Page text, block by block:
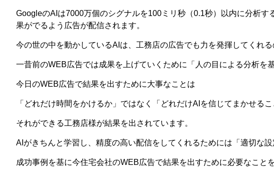
GoogleのAIは7000万個のシグナルを100ミリ秒（0.1秒）以内に分析
果がでるよう広告が配信されます。
今の世の中を動かしているAIは、工務店の広告でも力を発揮してくれる
一昔前のWEB広告では成果を上げていくために「人の目による分析を
今日のWEB広告で結果を出すために大事なことは
「どれだけ時間をかけるか」ではなく「どれだけAIを信じてまかせるこ
それができる工務店様が結果を出されています。
AIがきちんと学習し、精度の高い配信をしてくれるためには「適切な
成功事例を基に今住宅会社のWEB広告で結果を出すために必要なこと